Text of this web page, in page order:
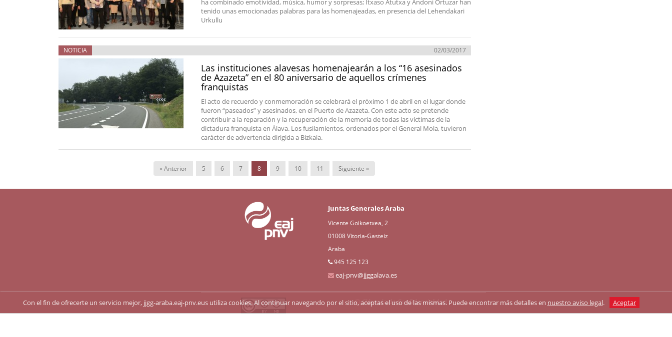
ha combinado emotividad, música, humor y sorpresas; Itxaso Atutxa y Andoni Ortuzar han
tenido unas emocionadas palabras para las homenajeadas, en presencia del Lehendakari
Urkullu
NOTICIA 02/03/2017
Las instituciones alavesas homenajearán a los “16 asesinados
de Azazeta” en el 80 aniversario de aquellos crímenes
franquistas
El acto de recuerdo y conmemoración se celebrará el próximo 1 de abril en el lugar donde
fueron “paseados” y asesinados, en el Puerto de Azazeta. Con este acto se pretende
contribuir a la reparación y la recuperación de la memoria de todas las víctimas de la
dictadura franquista en Álava. Los fusilamientos, ordenados por el General Mola, tuvieron
carácter de advertencia dirigida a Bizkaia.
« Anterior 5 6 7 8 9 10 11 Siguiente »
Juntas Generales Araba
Vicente Goikoetxea, 2
01008 Vitoria-Gasteiz
Araba
945 125 123
eaj-pnv@jjggalava.es
Cláusula de Confidencialidad
Con el fin de ofrecerte un servicio mejor, jjgg-araba.eaj-pnv.eus utiliza cookies. Al continuar navegando por el sitio, aceptas el uso de las mismas. Puede encontrar más detalles en nuestro aviso legal. Aceptar